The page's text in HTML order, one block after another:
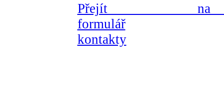
Přejít na
formulář
kontakty